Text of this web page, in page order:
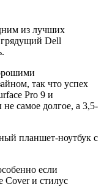
из лучших
грядущий Dell
так что успех
Pro 9 и
самое долгое, а 3,5-
если
Cover и стилус